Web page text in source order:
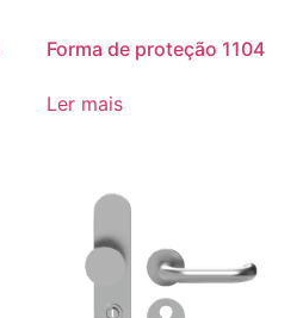
Forma de proteção 1104
Ler mais